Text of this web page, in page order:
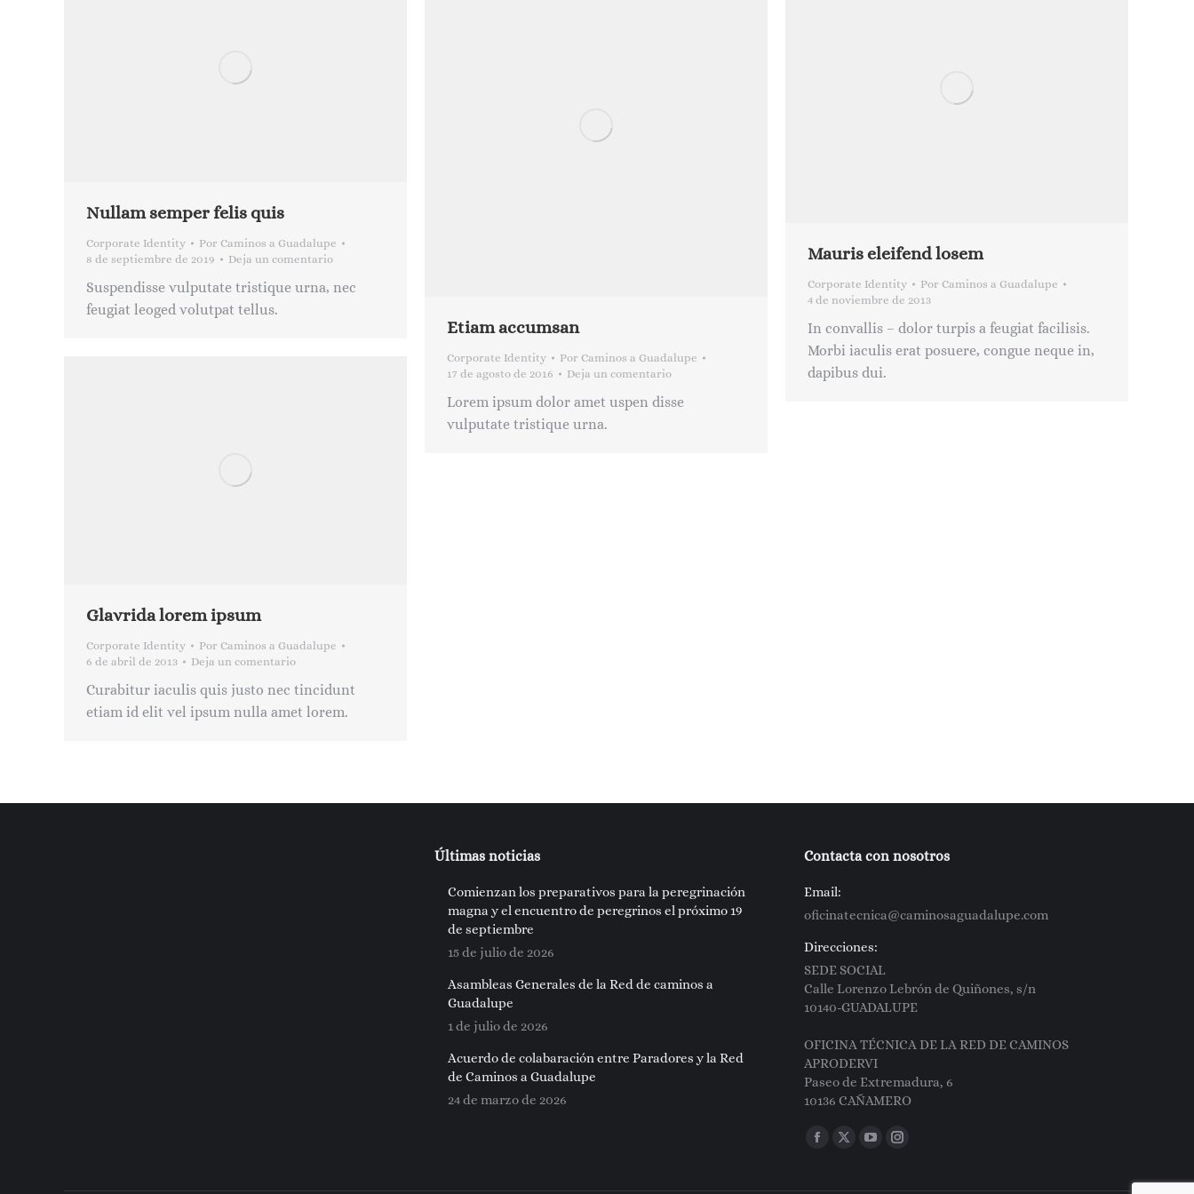
Nullam semper felis quis
Corporate Identity Por Caminos a Guadalupe
8 de septiembre de 2019
Deja un comentario
Suspendisse vulputate tristique urna, nec
feugiat leoged volutpat tellus.
Etiam accumsan
Corporate Identity Por Caminos a Guadalupe
17 de agosto de 2016
Deja un comentario
Lorem ipsum dolor amet uspen disse
vulputate tristique urna.
Mauris eleifend losem
Corporate Identity Por Caminos a Guadalupe
4 de noviembre de 2013
In convallis – dolor turpis a feugiat facilisis.
Morbi iaculis erat posuere, congue neque in,
dapibus dui.
Glavrida lorem ipsum
Corporate Identity Por Caminos a Guadalupe
6 de abril de 2013
Deja un comentario
Curabitur iaculis quis justo nec tincidunt
etiam id elit vel ipsum nulla amet lorem.
Últimas noticias
Comienzan los preparativos para la peregrinación
magna y el encuentro de peregrinos el próximo 19
de septiembre
15 de julio de 2026
Asambleas Generales de la Red de caminos a
Guadalupe
1 de julio de 2026
Acuerdo de colabaración entre Paradores y la Red
de Caminos a Guadalupe
24 de marzo de 2026
Contacta con nosotros
Email:
oficinatecnica@caminosaguadalupe.com
Direcciones:
SEDE SOCIAL
Calle Lorenzo Lebrón de Quiñones, s/n
10140-GUADALUPE
OFICINA TÉCNICA DE LA RED DE CAMINOS
APRODERVI
Paseo de Extremadura, 6
10136 CAÑAMERO
Encuéntranos en:
Facebook
X
YouTubeInstagram